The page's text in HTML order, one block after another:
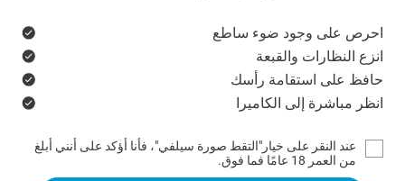
احرص على وجود ضوء ساطع
انزع النظارات والقبعة
حافظ على استقامة رأسك
انظر مباشرة إلى الكاميرا
عند النقر على خيار"التقط صورة سيلفي"، فأنا أؤكد على أنني أبلغ
من العمر 18 عامًا فما فوق.